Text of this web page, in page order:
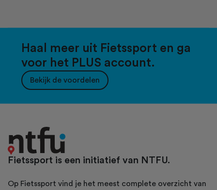
Haal meer uit Fietssport en ga
voor het PLUS account.
Bekijk de voordelen
Fietssport is een initiatief van NTFU.
Op Fietssport vind je het meest complete overzicht van